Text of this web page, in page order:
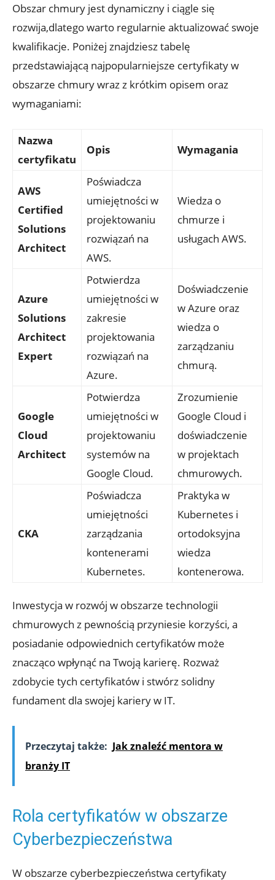
Obszar chmury jest dynamiczny i ciągle się
rozwija,dlatego warto regularnie aktualizować swoje
kwalifikacje. Poniżej znajdziesz tabelę
przedstawiającą najpopularniejsze certyfikaty w
obszarze chmury wraz z krótkim opisem oraz
wymaganiami:
Nazwa
certyfikatu
Opis Wymagania
AWS
Certified
Solutions
Architect
Poświadcza
umiejętności w
projektowaniu
rozwiązań na
AWS.
Wiedza o
chmurze i
usługach AWS.
Azure
Solutions
Architect
Expert
Potwierdza
umiejętności w
zakresie
projektowania
rozwiązań na
Azure.
Doświadczenie
w Azure oraz
wiedza o
zarządzaniu
chmurą.
Google
Cloud
Architect
Potwierdza
umiejętności w
projektowaniu
systemów na
Google Cloud.
Zrozumienie
Google Cloud i
doświadczenie
w projektach
chmurowych.
CKA
Poświadcza
umiejętności
zarządzania
kontenerami
Kubernetes.
Praktyka w
Kubernetes i
ortodoksyjna
wiedza
kontenerowa.
Inwestycja w rozwój w obszarze technologii
chmurowych z pewnością przyniesie korzyści, a
posiadanie odpowiednich certyfikatów może
znacząco wpłynąć na Twoją karierę. Rozważ
zdobycie tych certyfikatów i stwórz solidny
fundament dla swojej kariery w IT.
Przeczytaj także: Jak znaleźć mentora w
branży IT
Rola certyfikatów w obszarze
Cyberbezpieczeństwa
W obszarze cyberbezpieczeństwa certyfikaty